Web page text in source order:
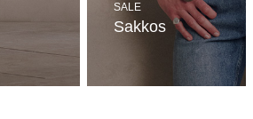
SALE
Sakkos